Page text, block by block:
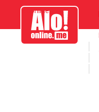
aloonline.me